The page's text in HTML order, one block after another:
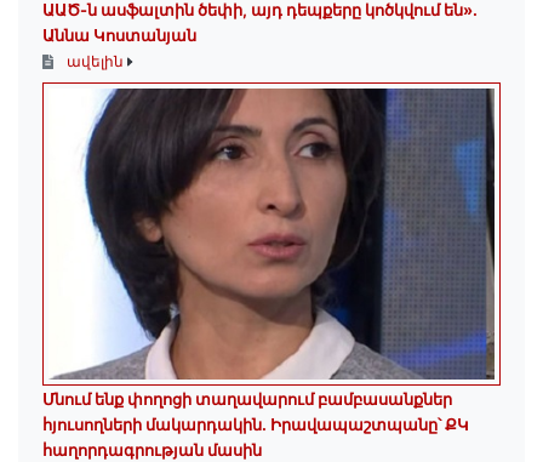
ԱԱԾ-ն ասֆալտին ծեփի, այդ դեպքերը կոծկվում են»․
Աննա Կոստանյան
ավելին
Մնում ենք փողոցի տաղավարում բամբասանքներ
հյուսողների մակարդակին․ Իրավապաշտպանը՝ ՔԿ
հաղորդագրության մասին